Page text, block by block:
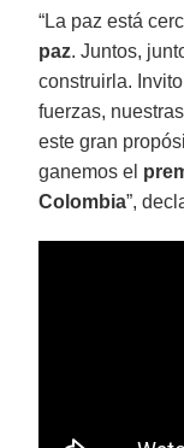
“La paz está
paz. Juntos,
construirla.
fuerzas,
este gran
ganemos el
Colombia”,